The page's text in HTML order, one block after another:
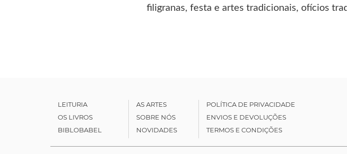
filigranas, festa e artes tradicionais, ofícios
LEITURIA
OS LIVROS
BIBLOBABEL
AS ARTES
SOBRE NÓS
NOVIDADES
POLÍTICA DE PRIVACIDADE
ENVIOS E DEVOLUÇÕES
TERMOS E CONDIÇÕES